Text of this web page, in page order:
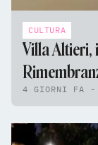
CULTURA
Villa Altieri,
4 GIORNI FA -